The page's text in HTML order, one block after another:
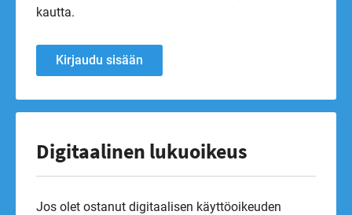
kautta.
Kirjaudu sisään
Digitaalinen lukuoikeus
Jos olet ostanut digitaalisen käyttöoikeuden